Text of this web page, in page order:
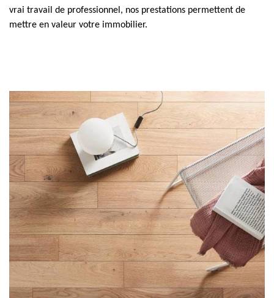
vrai travail de professionnel, nos prestations permettent de
mettre en valeur votre immobilier.